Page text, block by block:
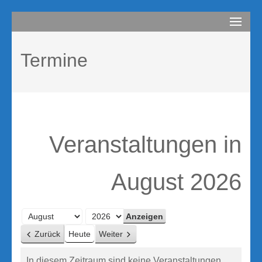
Inhalt
(Enter
drücken)
compurem
Termine
Veranstaltungen in
August 2026
Monat
Jahr
Zurück Heute Weiter